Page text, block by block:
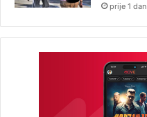
prije 1 dan